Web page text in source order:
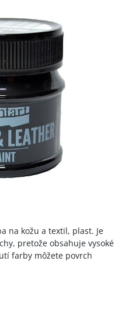
na kožu a textil, plast. Je
pretože obsahuje vysoké
farby môžete povrch